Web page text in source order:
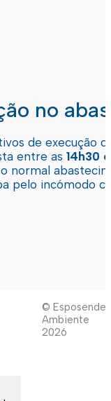
no
de execução
entre as 14h30
normal
pelo incómodo
© Esposende
Ambiente
2026